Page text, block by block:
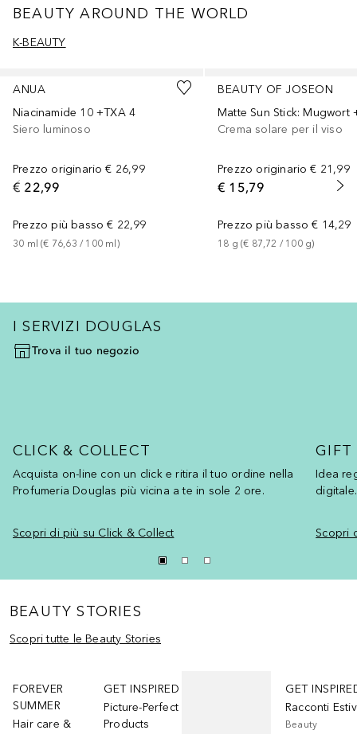
BEAUTY AROUND THE WORLD
K-BEAUTY
ANUA
Niacinamide 10 +TXA 4
Siero luminoso
Prezzo originario € 26,99
€ 22,99
Prezzo più basso € 22,99
30 ml (€ 76,63 / 100 ml )
BEAUTY OF JOSEON
Crema solare per il viso
Prezzo originario € 21,99
€ 15,79
Prezzo più basso € 14,29
18 g (€ 87,72 / 100 g)
I SERVIZI DOUGLAS
Trova il tuo negozio
CLICK & COLLECT
Acquista on-line con un click e ritira il tuo ordine nella
Profumeria Douglas più vicina a te in sole 2 ore.
Scopri di più su Click & Collect
GIFT
Idea
Scopri
BEAUTY STORIES
Scopri tutte le Beauty Stories
FOREVER
SUMMER
Hair care &
GET INSPIRED
Picture-Perfect
Products
GET
Racconti
Beauty